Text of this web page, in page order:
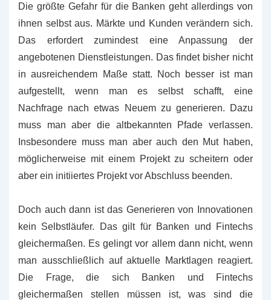
Die größte Gefahr für die Banken geht allerdings von
ihnen selbst aus. Märkte und Kunden verändern sich.
Das erfordert zumindest eine Anpassung der
angebotenen Dienstleistungen. Das findet bisher nicht
in ausreichendem Maße statt. Noch besser ist man
aufgestellt, wenn man es selbst schafft, eine
Nachfrage nach etwas Neuem zu generieren. Dazu
muss man aber die altbekannten Pfade verlassen.
Insbesondere muss man aber auch den Mut haben,
möglicherweise mit einem Projekt zu scheitern oder
aber ein initiiertes Projekt vor Abschluss beenden.
Doch auch dann ist das Generieren von Innovationen
kein Selbstläufer. Das gilt für Banken und Fintechs
gleichermaßen. Es gelingt vor allem dann nicht, wenn
man ausschließlich auf aktuelle Marktlagen reagiert.
Die Frage, die sich Banken und Fintechs
gleichermaßen stellen müssen ist, was sind die